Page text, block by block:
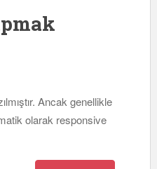
Ancak genellikle
olarak responsive